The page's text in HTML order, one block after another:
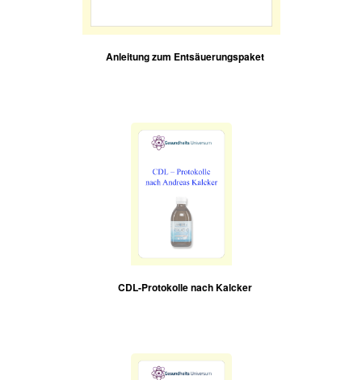
Anleitung zum Entsäuerungspaket
CDL-Protokolle nach Kalcker